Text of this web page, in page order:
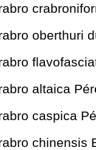
oberthuri
altaica
caspica
chinensis